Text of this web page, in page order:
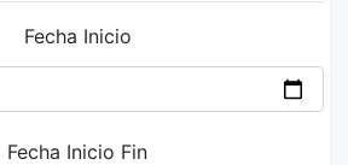
Fecha Inicio
Fecha Inicio Fin